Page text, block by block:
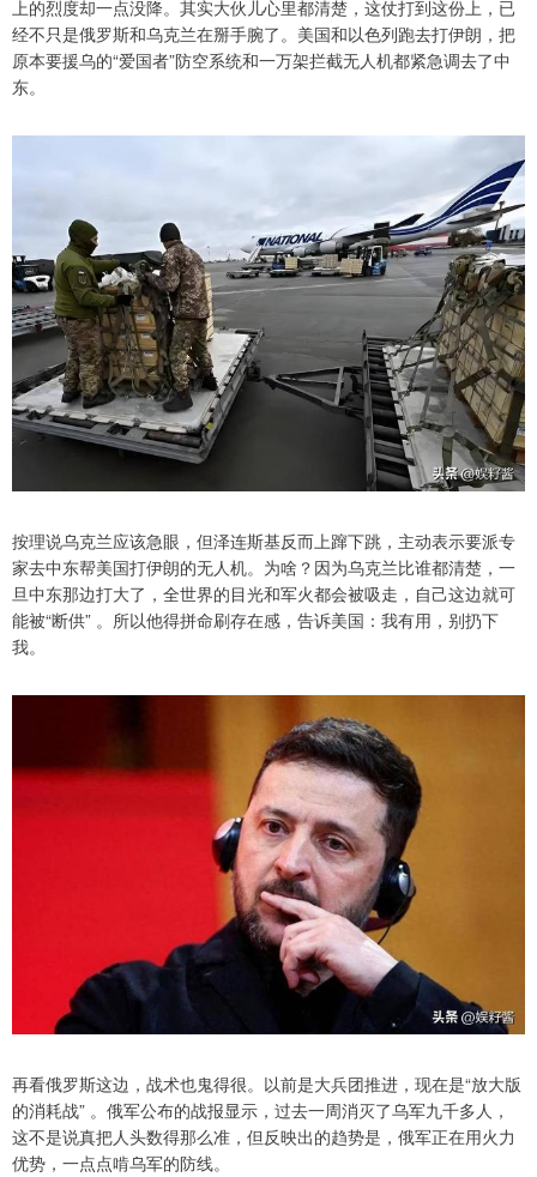
上的烈度却一点没降。其实大伙儿心里都清楚，这仗打到这份上，已
经不只是俄罗斯和乌克兰在掰手腕了。美国和以色列跑去打伊朗，把
原本要援乌的“爱国者”防空系统和一万架拦截无人机都紧急调去了中
东。
按理说乌克兰应该急眼，但泽连斯基反而上蹿下跳，主动表示要派专
家去中东帮美国打伊朗的无人机。为啥？因为乌克兰比谁都清楚，一
旦中东那边打大了，全世界的目光和军火都会被吸走，自己这边就可
能被“断供” 。所以他得拼命刷存在感，告诉美国：我有用，别扔下
我。
再看俄罗斯这边，战术也鬼得很。以前是大兵团推进，现在是“放大版
的消耗战” 。俄军公布的战报显示，过去一周消灭了乌军九千多人，
这不是说真把人头数得那么准，但反映出的趋势是，俄军正在用火力
优势，一点点啃乌军的防线。